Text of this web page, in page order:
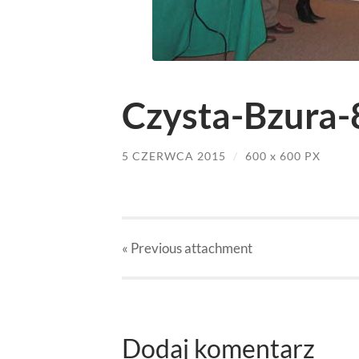
Czysta-
5 CZERWCA 2015 / 600 x 600 PX
« Previousattachment
Dodaj komentarz